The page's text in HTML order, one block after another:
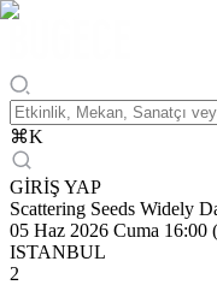
⌘K
GİRİŞ YAP
Scattering Seeds Widely
05 Haz 2026 Cuma 16:00
ISTANBUL
2